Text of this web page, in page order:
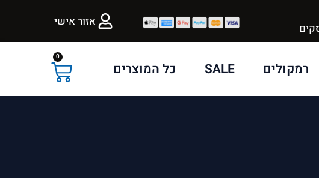
אזור אישי
רמקולים SALE כל המוצרים
0